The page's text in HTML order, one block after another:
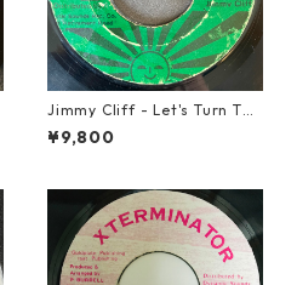
Jimmy Cliff - Let's Turn The
Table【7-21999】
¥9,800